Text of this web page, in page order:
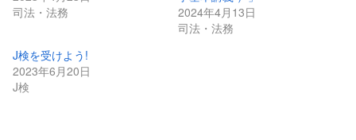
司法・法務
2024年4月13日
司法・法務
J検を受けよう!
2023年6月20日
J検